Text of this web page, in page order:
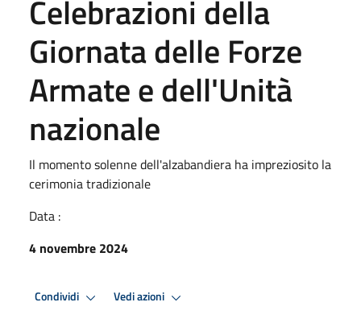
Celebrazioni della
Giornata delle Forze
Armate e dell'Unità
nazionale
Il momento solenne dell'alzabandiera ha impreziosito la
cerimonia tradizionale
Data :
4 novembre 2024
Condividi Vedi azioni